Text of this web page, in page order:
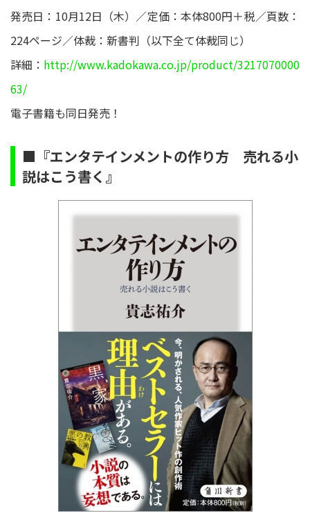
発売日：10月12日（木）／定価：本体800円＋税／頁数：
224ページ／体裁：新書判（以下全て体裁同じ）
詳細： http://www.kadokawa.co.jp/product/3217070000
63/
電子書籍も同日発売！
■『エンタテインメントの作り方 売れる小
説はこう書く』